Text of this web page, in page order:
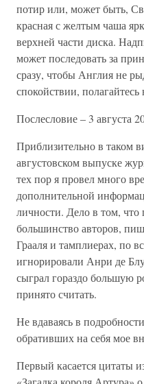
потир или, может быть,
красная с желтым чаша
верхней части диска.
может последовать за
сразу, чтобы Англия не
спокойствии, полагайтесь
Послесловие – 3 августа
Приблизительно в таком
августовском выпуске
тех пор я провел много
дополнительной
личности. Дело в том,
большинство авторов,
Грааля и тамплиерах, по
игнорировали Анри де
сыграл гораздо большую
принято считать.
Не вдаваясь в
обративших на себя мое
Первый касается цитаты